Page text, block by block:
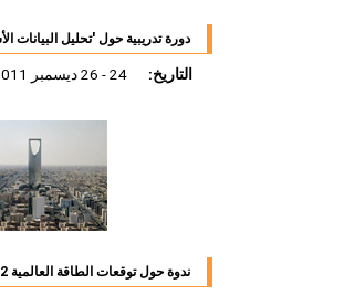
دورة تدريبية حول 'تحليل البيانات
التاريخ: 24 - 26 ديسمبر 2011
ندوة حول توقعات الطاقة العالمية 2012